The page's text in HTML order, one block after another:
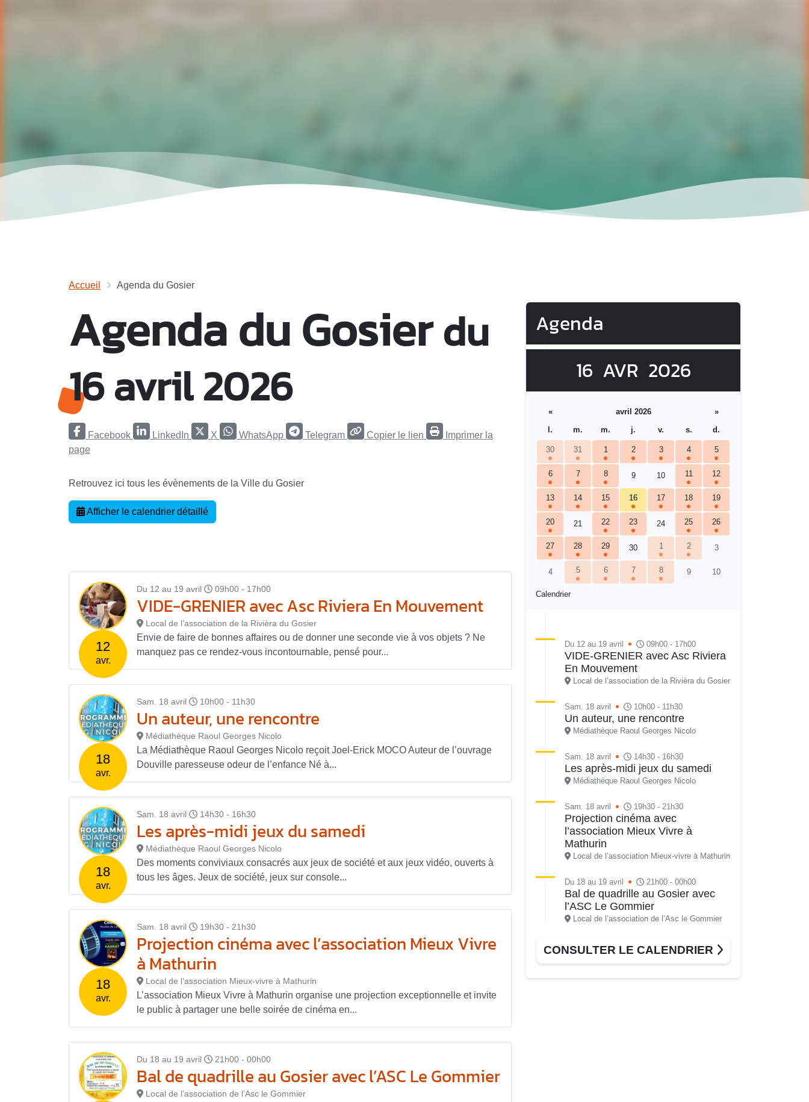
Accueil Agenda du Gosier
Agenda du Gosierdu
16 avril 2026
Facebook LinkedIn X WhatsApp Telegram Copier le lien
Imprimer la
page
Retrouvez ici tous les évènements de la Ville du Gosier
Afficher le calendrier détaillé
12
avr.
Du 12 au 19 avril 09h00 - 17h00
VIDE-GRENIER avec Asc Riviera En Mouvement
Local de l’association de la Rivièra du Gosier
Envie de faire de bonnes affaires ou de donner une seconde vie à vos objets ? Ne
manquez pas ce rendez-vous incontournable, pensé pour...
18
avr.
Sam. 18 avril 10h00 - 11h30
Un auteur, une rencontre
Médiathèque Raoul Georges Nicolo
La Médiathèque Raoul Georges Nicolo reçoit Joel-Erick MOCO Auteur de l’ouvrage
Douville paresseuse odeur de l’enfance Né à...
18
avr.
Sam. 18 avril 14h30 - 16h30
Les après-midi jeux du samedi
Médiathèque Raoul Georges Nicolo
Des moments conviviaux consacrés aux jeux de société et aux jeux vidéo, ouverts à
tous les âges. Jeux de société, jeux sur console...
18
avr.
Sam. 18 avril 19h30 - 21h30
Projection cinéma avec l’association Mieux Vivre
à Mathurin
Local de l’association Mieux-vivre à Mathurin
L’association Mieux Vivre à Mathurin organise une projection exceptionnelle et invite
le public à partager une belle soirée de cinéma en...
Du 18 au 19 avril 21h00 - 00h00
Bal de quadrille au Gosier avec l’ASC Le Gommier
Local de l’association de l’Asc le Gommier
Agenda
16 AVR 2026
Calendrier
« avril 2026
»
l.
m. m. j. v. s. d.
30 31 1 2 3 4 5
6 7 8 9 10 11 12
13 14 15 16 17 18 19
20 21 22 23 24 25 26
27 28 29 30 1 2 3
4 5 6 7 8 9 10
Du 12 au 19 avril 09h00 - 17h00
VIDE-GRENIER avec Asc Riviera
En Mouvement
Local de l’association de la Rivièra du Gosier
Sam. 18 avril 10h00 - 11h30
Un auteur, une rencontre
Médiathèque Raoul Georges Nicolo
Sam. 18 avril 14h30 - 16h30
Les après-midi jeux du samedi
Médiathèque Raoul Georges Nicolo
Sam. 18 avril 19h30 - 21h30
Projection cinéma avec
l’association Mieux Vivre à
Mathurin
Local de l’association Mieux-vivre à Mathurin
Du 18 au 19 avril 21h00 - 00h00
Bal de quadrille au Gosier avec
l’ASC Le Gommier
Local de l’association de l’Asc le Gommier
Lun. 20 avril 08h00 - 13h00
Le Bus France Services à votre
Siège de la Riviera du Levant
CONSULTER LE CALENDRIER